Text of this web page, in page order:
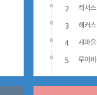
2 렉서스
3 해커스
4 새마
5 루이